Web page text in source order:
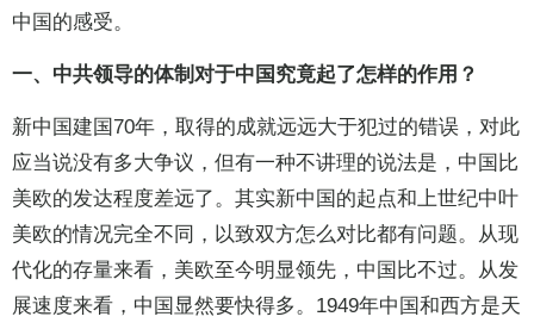
中国的感受。
一、中共领导的体制对于中国究竟起了怎样的作用？
新中国建国70年，取得的成就远远大于犯过的错误，对此
应当说没有多大争议，但有一种不讲理的说法是，中国比
美欧的发达程度差远了。其实新中国的起点和上世纪中叶
美欧的情况完全不同，以致双方怎么对比都有问题。从现
代化的存量来看，美欧至今明显领先，中国比不过。从发
展速度来看，中国显然要快得多。1949年中国和西方是天